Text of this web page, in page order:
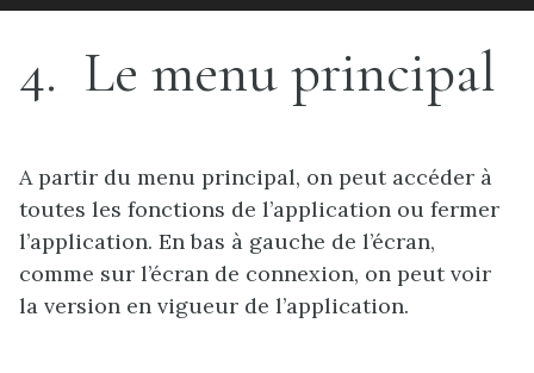
4 Le menu principal
A partir du menu principal, on peut accéder à
toutes les fonctions de l’application ou fermer
l’application. En bas à gauche de l’écran,
comme sur l’écran de connexion, on peut voir
la version en vigueur de l’application.